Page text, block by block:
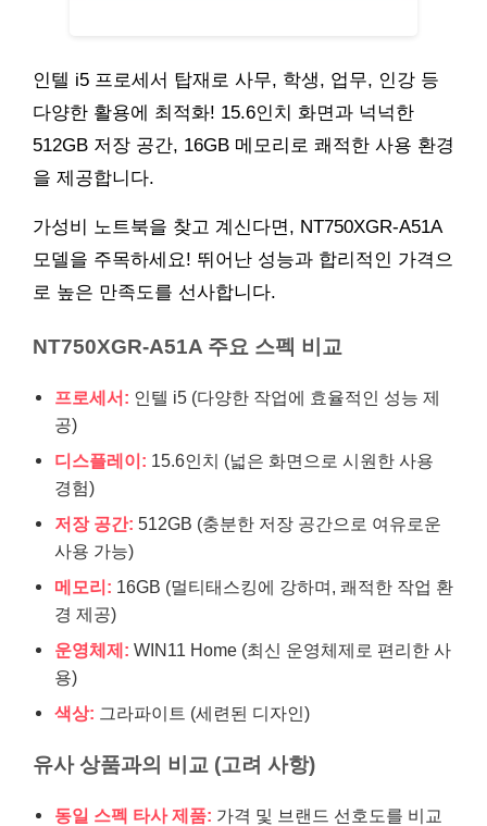
인텔 i5 프로세서 탑재로 사무, 학생, 업무, 인강 등
다양한 활용에 최적화! 15.6인치 화면과 넉넉한
512GB 저장 공간, 16GB 메모리로 쾌적한 사용 환경
을 제공합니다.
가성비 노트북을 찾고 계신다면, NT750XGR-A51A
모델을 주목하세요! 뛰어난 성능과 합리적인 가격으
로 높은 만족도를 선사합니다.
NT750XGR-A51A 주요 스펙 비교
프로세서: 인텔 i5 (다양한 작업에 효율적인 성능 제
공)
디스플레이: 15.6인치 (넓은 화면으로 시원한 사용
경험)
저장 공간: 512GB (충분한 저장 공간으로 여유로운
사용 가능)
메모리: 16GB (멀티태스킹에 강하며, 쾌적한 작업 환
경 제공)
운영체제: WIN11 Home (최신 운영체제로 편리한 사
용)
색상: 그라파이트 (세련된 디자인)
유사 상품과의 비교 (고려 사항)
동일 스펙 타사 제품: 가격 및 브랜드 선호도를 비교